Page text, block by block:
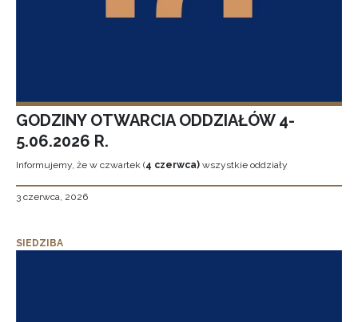
GODZINY OTWARCIA ODDZIAŁÓW 4-
5.06.2026 R.
Informujemy, że w czwartek (4 czerwca) wszystkie oddziały
3 czerwca, 2026
SIEDZIBA